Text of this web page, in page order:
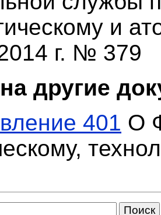
и
г. № 379
другие
401 О